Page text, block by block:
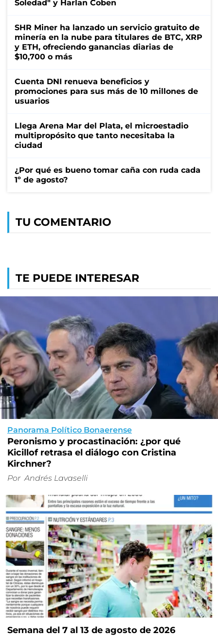
Soledad" y Harlan Coben
SHR Miner ha lanzado un servicio gratuito de
minería en la nube para titulares de BTC, XRP
y ETH, ofreciendo ganancias diarias de
$10,700 o más
Cuenta DNI renueva beneficios y
promociones para sus más de 10 millones de
usuarios
Llega Arena Mar del Plata, el microestadio
multipropósito que tanto necesitaba la
ciudad
¿Por qué es bueno tomar caña con ruda cada
1º de agosto?
TU COMENTARIO
TE PUEDE INTERESAR
Panorama Político Bonaerense
Peronismo y procastinación: ¿por qué
Kicillof retrasa el diálogo con Cristina
Kirchner?
Por Andrés Lavaselli
Semana del 7 al 13 de agosto de 2026